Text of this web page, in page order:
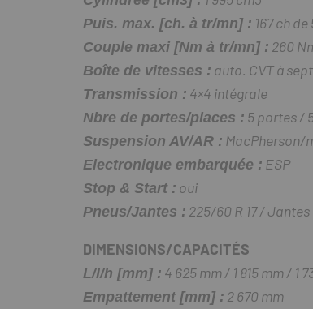
Puis. max. [ch. à tr/mn] : 167 ch
Couple maxi [Nm à tr/mn] : 260
Boîte de vitesses : auto. CVT à
Transmission : 4×4 intégrale
Nbre de portes/places : 5 portes /
Suspension AV/AR : MacPherson/
Electronique embarquée : ESP
Stop & Start : oui
Pneus/Jantes : 225/60 R 17 /
DIMENSIONS/CAPACITÉS
L/l/h [mm] : 4 625 mm / 1 815 mm / 1
Empattement [mm] : 2 670 mm